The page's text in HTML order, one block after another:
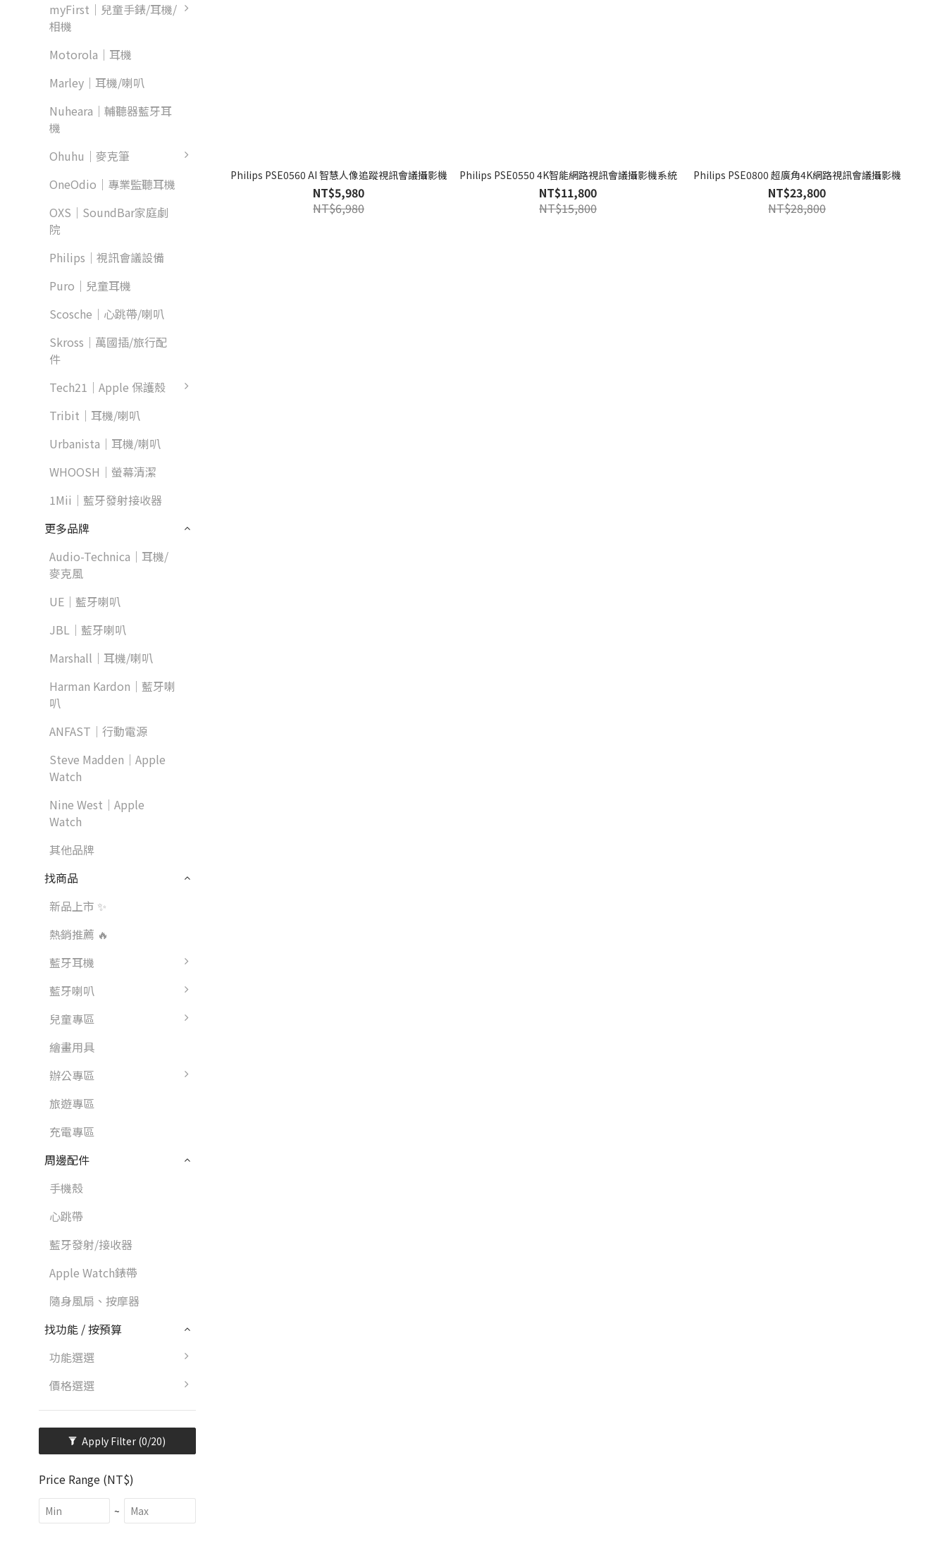
myFirst｜兒童手錶/耳機/
相機
Motorola｜耳機
Marley｜耳機/喇叭
Nuheara｜輔聽器藍牙耳
機
Ohuhu｜麥克筆
OneOdio｜專業監聽耳機
OXS｜SoundBar家庭劇
院
Philips｜視訊會議設備
Puro｜兒童耳機
Scosche｜心跳帶/喇叭
Skross｜萬國插/旅行配
件
Tech21｜Apple 保護殼
Tribit｜耳機/喇叭
Urbanista｜耳機/喇叭
WHOOSH｜螢幕清潔
1Mii｜藍牙發射接收器
更多品牌
Audio-Technica｜耳機/
麥克風
UE｜藍牙喇叭
JBL｜藍牙喇叭
Marshall｜耳機/喇叭
Harman Kardon｜藍牙喇
叭
ANFAST｜行動電源
Steve Madden｜Apple
Watch
Nine West｜Apple
Watch
其他品牌
找商品
新品上市 ✨
熱銷推薦 🔥
藍牙耳機
藍牙喇叭
兒童專區
繪畫用具
辦公專區
旅遊專區
充電專區
周邊配件
手機殼
心跳帶
藍牙發射/接收器
Apple Watch錶帶
隨身風扇、按摩器
找功能 / 按預算
功能選選
價格選選
Apply Filter (0/20)
Price Range (NT$)
~
Philips PSE0560 AI 智慧人像追蹤視訊會議攝影機
NT$5,980
NT$6,980
Philips PSE0550 4K智能網路視訊會議攝影機系統
NT$11,800
NT$15,800
Philips PSE0800 超廣角4K網路視訊會議攝影機
NT$23,800
NT$28,800